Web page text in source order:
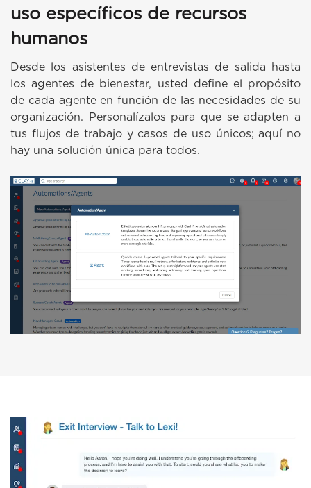
uso específicos de recursos
humanos
Desde los asistentes de entrevistas de salida hasta
los agentes de bienestar, usted define el propósito
de cada agente en función de las necesidades de su
organización. Personalízalos para que se adapten a
tus flujos de trabajo y casos de uso únicos; aquí no
hay una solución única para todos.